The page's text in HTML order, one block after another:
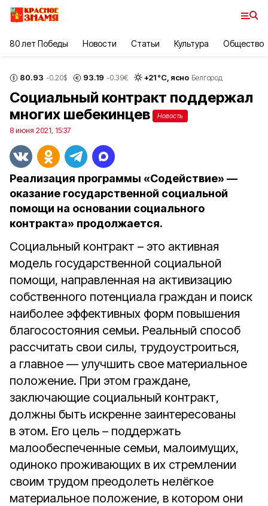
80 лет Победы Новости Статьи Культура Общество
80.93 -0.20$ 93.19 -0.39€ +21°С, ясно Белгород
Социальный контракт поддержал
многих шебекинцев
Новость
8 июня 2021, 15:37
Реализация программы «Содействие» —
оказание государственной социальной
помощи на основании социального
контракта» продолжается.
Социальный контракт – это активная
модель государственной социальной
помощи, направленная на активизацию
собственного потенциала граждан и поиск
наиболее эффективных форм повышения
благосостояния семьи. Реальный способ
рассчитать свои силы, трудоустроиться,
а главное — улучшить свое материальное
положение. При этом граждане,
заключающие социальный контракт,
должны быть искренне заинтересованы
в этом. Его цель – поддержать
малообеспеченные семьи, малоимущих,
одиноко проживающих в их стремлении
своим трудом преодолеть нелёгкое
материальное положение, в котором они